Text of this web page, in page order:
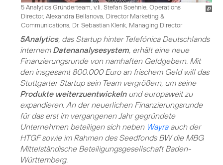
5 Analytics Gründerteam, v.li. Stefan Soehnle, Operations
Director, Alexandra Bellanova, Director Marketing &
Communications, Dr. Sebastian Klenk, Managing Director
5Analytics, das Startup hinter Telefónica Deutschlands
internem Datenanalysesystem , erhält eine neue
Finanzierungsrunde von namhaften Geldgebern. Mit
den insgesamt 800.000 Euro an frischem Geld will das
Stuttgarter Startup sein Team vergrößern, um seine
Produkte weiterzuentwickelnund europaweit zu
expandieren. An der neuerlichen Finanzierungsrunde
für das erst im vergangenen Jahr gegründete
Unternehmen beteiligen sich neben Wayraauch der
HTGF sowie im Rahmen des Seedfonds BW die MBG
Mittelständische Beteiligungsgesellschaft Baden-
Württemberg.